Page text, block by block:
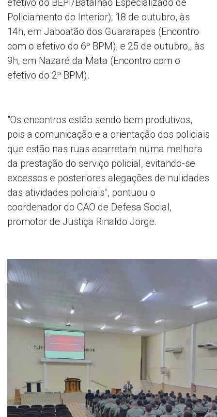
Policiamento do Interior); 18 de outubro, às
14h, em Jaboatão dos Guararapes (Encontro
com o efetivo do 6º BPM); e 25 de outubro,, às
9h, em Nazaré da Mata (Encontro com o
efetivo do 2º BPM).
"Os encontros estão sendo bem produtivos,
pois a comunicação e a orientação dos policiais
que estão nas ruas acarretam numa melhora
da prestação do serviço policial, evitando-se
excessos e posteriores alegações de nulidades
das atividades policiais", pontuou o
coordenador do CAO de Defesa Social,
promotor de Justiça Rinaldo Jorge.